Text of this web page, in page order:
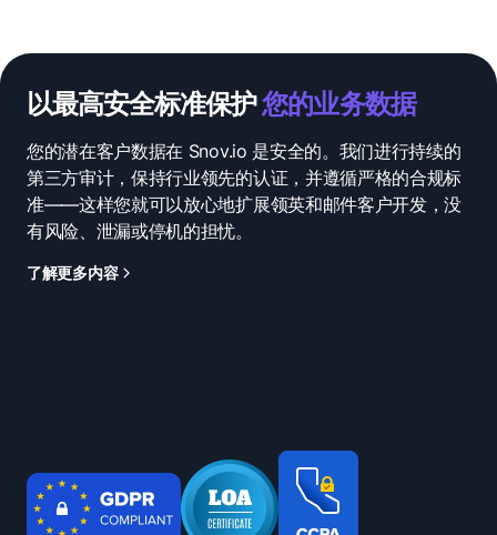
以最高安全标准保护您的业务数据
您的潜在客户数据在 Snov.io 是安全的。我们进行持续的
第三方审计，保持行业领先的认证，并遵循严格的合规标
准——这样您就可以放心地扩展领英和邮件客户开发，没
有风险、泄漏或停机的担忧。
了解更多内容